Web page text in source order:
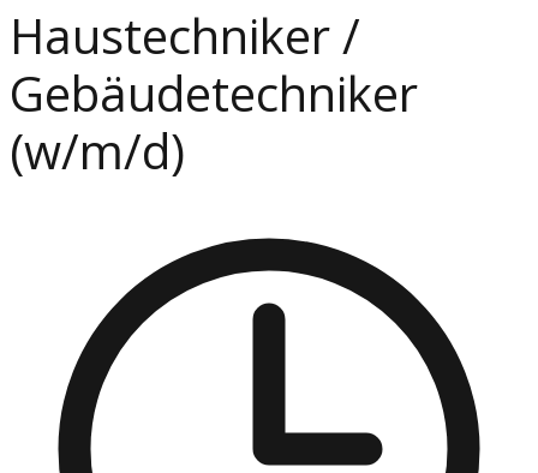
Haustechniker /
Gebäudetechniker
(w/m/d)